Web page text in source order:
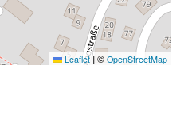
Leaflet |© OpenStreetMap